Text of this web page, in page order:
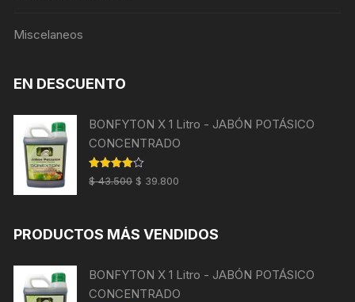
Miscelaneos
EN DESCUENTO
BONFYTON X 1 Litro - JABÓN POTÁSICO
CONCENTRADO
Valorado
con 4.00
$43.500 El
era:
$ 39.800
es:
PRODUCTOS MÁS VENDIDOS
BONFYTON X 1 Litro - JABÓN POTÁSICO
CONCENTRADO